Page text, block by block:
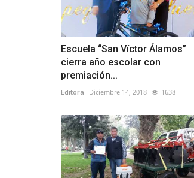
Escuela “San Víctor Álamos”
cierra año escolar con
premiación...
Editora Diciembre 14, 2018 1638